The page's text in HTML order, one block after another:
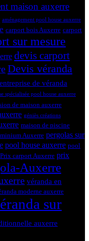
maison auxerre
aménagement pool house auxerre
carport bois Auxerre carport
sur mesure
devis carport
Devis véranda
entreprise de véranda
spécialisée pool house auxerre
de maison auxerre
géniès créations
maison de piscine
Auxerre pergolas sur
pool house auxerre pool
Prix carport Auxerre prix
Auxerre
véranda en
moderne auxerre
sur
auxerre